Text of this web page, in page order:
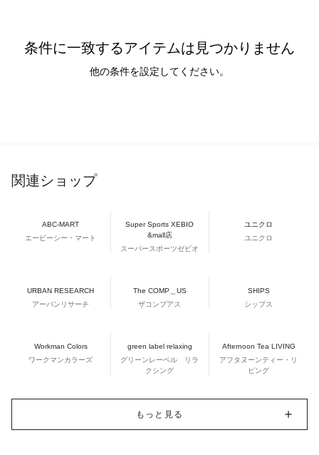
条件に一致するアイテムは見つかりません
他の条件を設定してください。
関連ショップ
ABC-MART
エービーシー・マート
Super Sports XEBIO
&mall店
スーパースポーツゼビオ
ユニクロ
ユニクロ
URBAN RESEARCH
アーバンリサーチ
The COMP＿US
ザコンプアス
SHIPS
シップス
Workman Colors
ワークマンカラーズ
green label relaxing
グリーンレーベル リラ
クシング
Afternoon Tea LIVING
アフタヌーンティー・リ
ビング
もっと見る